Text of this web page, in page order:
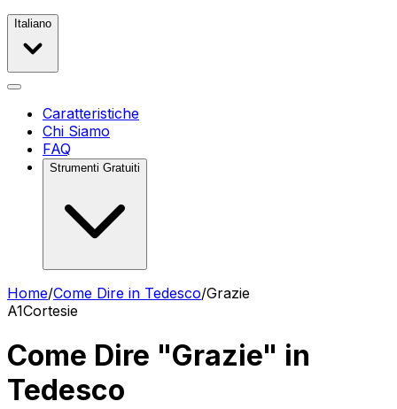
Italiano
Caratteristiche
Chi Siamo
FAQ
Strumenti Gratuiti
Home/Come Dire in Tedesco/Grazie
A1Cortesie
Come Dire "Grazie" in
Tedesco